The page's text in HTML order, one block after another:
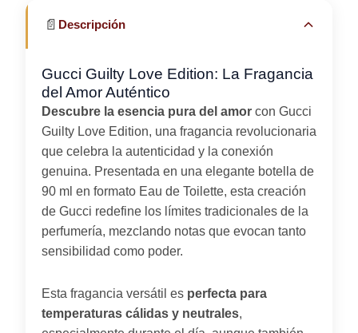
📄 Descripción
Gucci Guilty Love Edition: La Fragancia
del Amor Auténtico
Descubre la esencia pura del amor con Gucci
Guilty Love Edition, una fragancia revolucionaria
que celebra la autenticidad y la conexión
genuina. Presentada en una elegante botella de
90 ml en formato Eau de Toilette, esta creación
de Gucci redefine los límites tradicionales de la
perfumería, mezclando notas que evocan tanto
sensibilidad como poder.
Esta fragancia versátil es perfecta para
temperaturas cálidas y neutrales,